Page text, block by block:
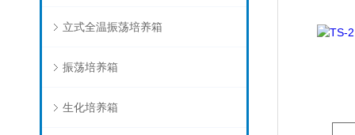
立式全温振荡培养箱
振荡培养箱
生化培养箱